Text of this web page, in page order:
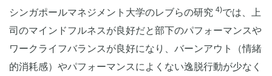
シンガポールマネジメント大学のレブらの研究 4)では、上
司のマインドフルネスが良好だと部下のパフォーマンスや
ワークライフバランスが良好になり、バーンアウト（情緒
的消耗感）やパフォーマンスによくない逸脱行動が少なく